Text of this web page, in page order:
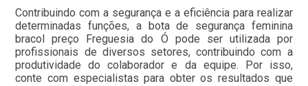
Contribuindo com a segurança e a eficiência para realizar
determinadas funções, a bota de segurança feminina
bracol preço Freguesia do Ó pode ser utilizada por
profissionais de diversos setores, contribuindo com a
produtividade do colaborador e da equipe. Por isso,
conte com especialistas para obter os resultados que